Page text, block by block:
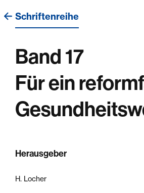
Schriftenreihe
Band 17
Für ein
Herausgeber
H. Locher